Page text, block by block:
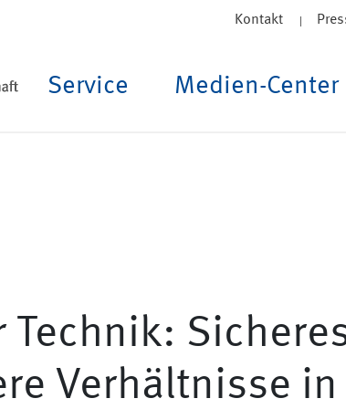
Kontakt
Service Medien-Center
Technik:
Verhältnisse